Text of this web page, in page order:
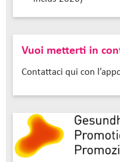
Vuoi metterti in
Contattaci qui con